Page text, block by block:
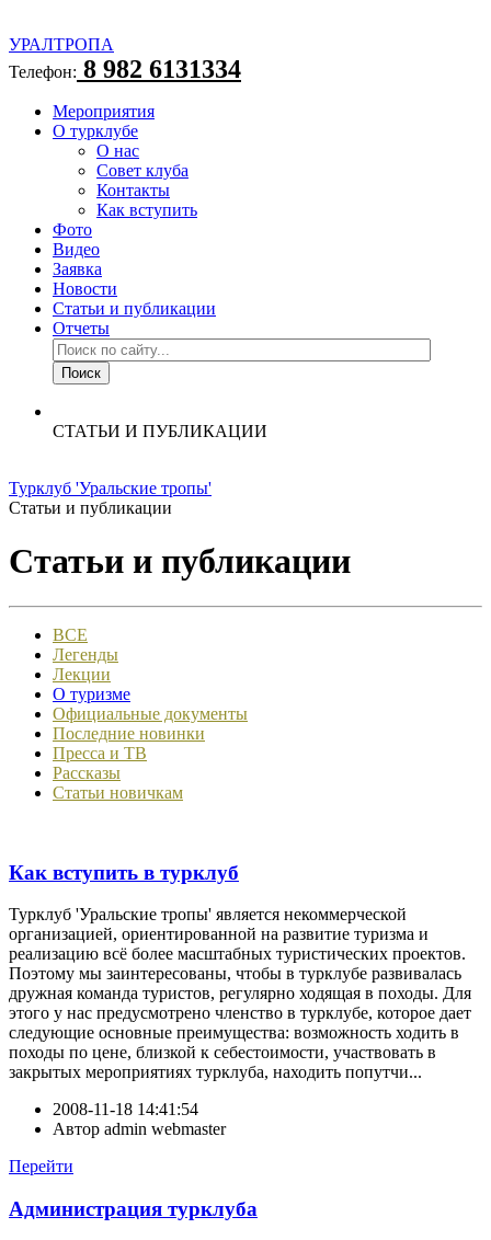
УРАЛТРОПА
Телефон: 8 982 6131334
Мероприятия
О турклубе
О нас
Совет клуба
Контакты
Как вступить
Фото
Видео
Заявка
Новости
Статьи и публикации
Отчеты
СТАТЬИ И ПУБЛИКАЦИИ
Турклуб 'Уральские тропы'
Статьи и публикации
Статьи и публикации
ВСЕ
Легенды
Лекции
О туризме
Официальные документы
Последние новинки
Пресса и ТВ
Рассказы
Статьи новичкам
Как вступить в турклуб
Турклуб 'Уральские тропы' является некоммерческой
организацией, ориентированной на развитие туризма и
реализацию всё более масштабных туристических проектов.
Поэтому мы заинтересованы, чтобы в турклубе развивалась
дружная команда туристов, регулярно ходящая в походы. Для
этого у нас предусмотрено членство в турклубе, которое дает
следующие основные преимущества: возможность ходить в
походы по цене, близкой к себестоимости, участвовать в
закрытых мероприятиях турклуба, находить попутчи...
2008-11-18 14:41:54
Автор admin webmaster
Перейти
Администрация турклуба